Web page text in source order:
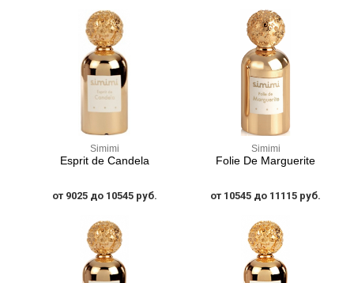
Simimi
Esprit de Candela
от 9025 до 10545 руб.
Simimi
Folie De Marguerite
от 10545 до 11115 руб.